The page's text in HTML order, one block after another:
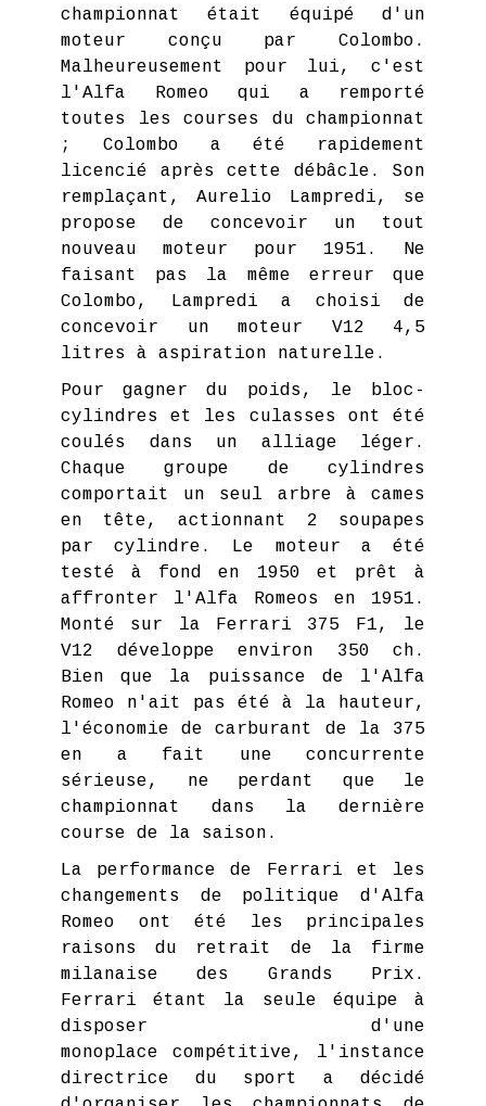
championnat était équipé d'un
moteur conçu par Colombo.
Malheureusement pour lui, c'est
l'Alfa Romeo qui a remporté
toutes les courses du championnat
; Colombo a été rapidement
licencié après cette débâcle. Son
remplaçant, Aurelio Lampredi, se
propose de concevoir un tout
nouveau moteur pour 1951. Ne
faisant pas la même erreur que
Colombo, Lampredi a choisi de
concevoir un moteur V12 4,5
litres à aspiration naturelle.
Pour gagner du poids, le bloc-
cylindres et les culasses ont été
coulés dans un alliage léger.
Chaque groupe de cylindres
comportait un seul arbre à cames
en tête, actionnant 2 soupapes
par cylindre. Le moteur a été
testé à fond en 1950 et prêt à
affronter l'Alfa Romeos en 1951.
Monté sur la Ferrari 375 F1, le
V12 développe environ 350 ch.
Bien que la puissance de l'Alfa
Romeo n'ait pas été à la hauteur,
l'économie de carburant de la 375
en a fait une concurrente
sérieuse, ne perdant que le
championnat dans la dernière
course de la saison.
La performance de Ferrari et les
changements de politique d'Alfa
Romeo ont été les principales
raisons du retrait de la firme
milanaise des Grands Prix.
Ferrari étant la seule équipe à
disposer d'une
monoplace compétitive, l'instance
directrice du sport a décidé